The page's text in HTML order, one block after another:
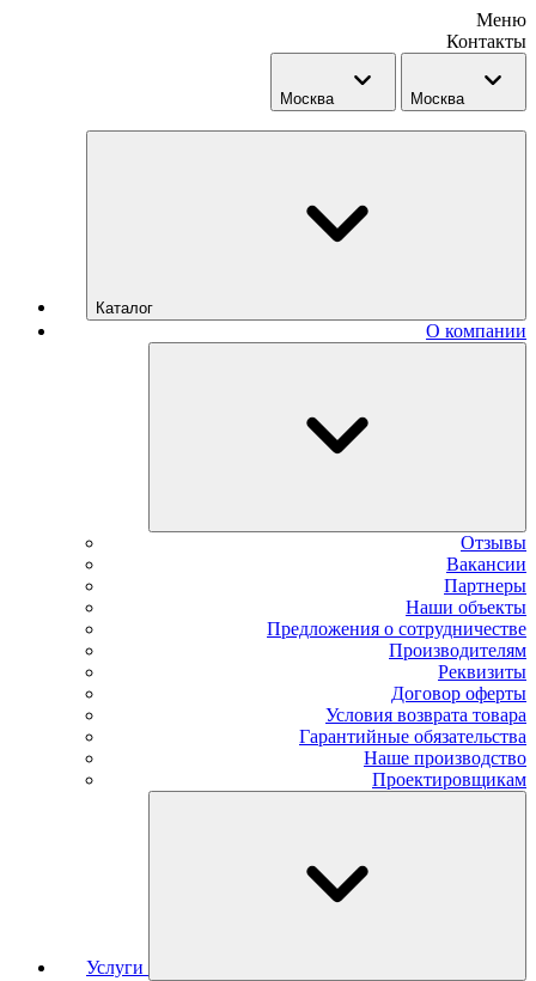
Меню
Контакты
Москва Москва
Каталог
О компании
Отзывы
Вакансии
Партнеры
Наши объекты
Предложения о сотрудничестве
Производителям
Реквизиты
Договор оферты
Условия возврата товара
Гарантийные обязательства
Наше производство
Проектировщикам
Услуги